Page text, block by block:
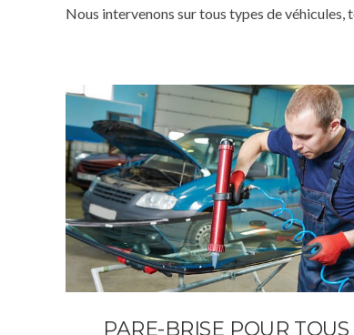
Nous intervenons sur tous types de
PARE-BRISE POUR TOUS